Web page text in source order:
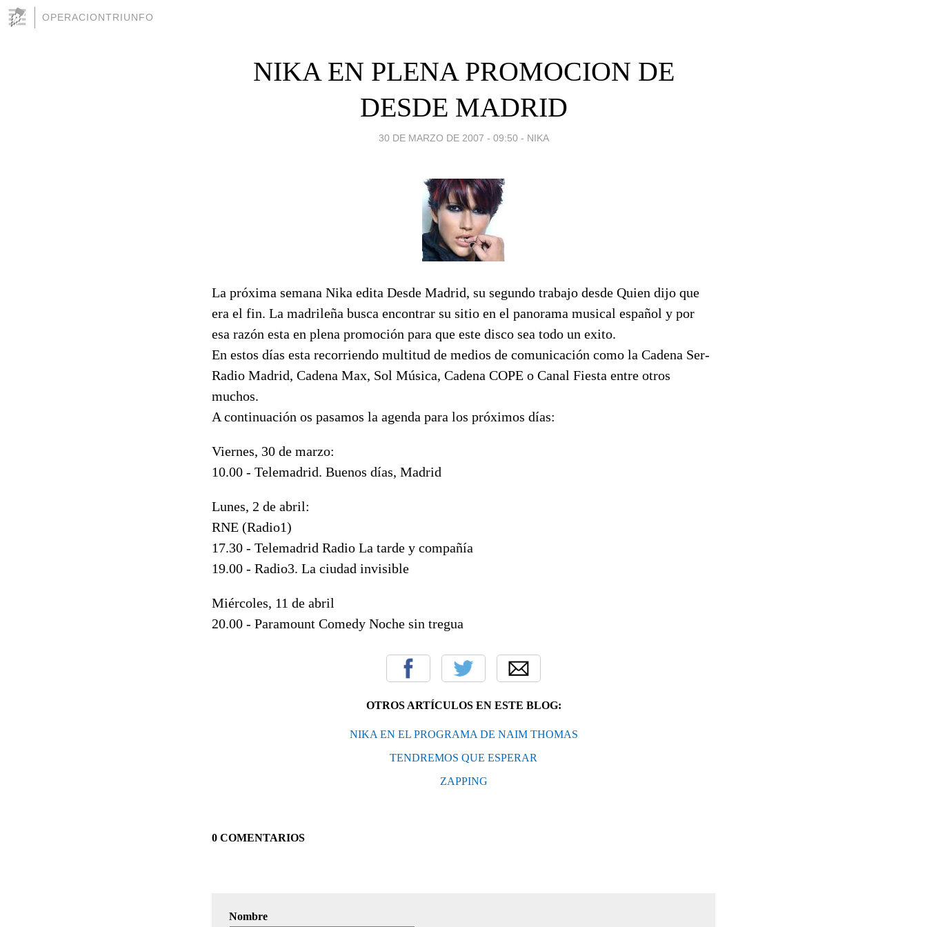
OPERACIONTRIUNFO
NIKA EN PLENA PROMOCION DE
DESDE MADRID
30 DE MARZO DE 2007 - 09:50 - NIKA
La próxima semana Nika edita Desde Madrid, su segundo trabajo desde Quien dijo que
era el fin. La madrileña busca encontrar su sitio en el panorama musical español y por
esa razón esta en plena promoción para que este disco sea todo un exito.
En estos días esta recorriendo multitud de medios de comunicación como la Cadena Ser-
Radio Madrid, Cadena Max, Sol Música, Cadena COPE o Canal Fiesta entre otros
muchos.
A continuación os pasamos la agenda para los próximos días:
Viernes, 30 de marzo:
10.00 - Telemadrid. Buenos días, Madrid
Lunes, 2 de abril:
RNE (Radio1)
17.30 - Telemadrid Radio La tarde y compañía
19.00 - Radio3. La ciudad invisible
Miércoles, 11 de abril
20.00 - Paramount Comedy Noche sin tregua
OTROS ARTÍCULOS EN ESTE BLOG:
NIKA EN EL PROGRAMA DE NAIM THOMAS
TENDREMOS QUE ESPERAR
ZAPPING
0 COMENTARIOS
Nombre